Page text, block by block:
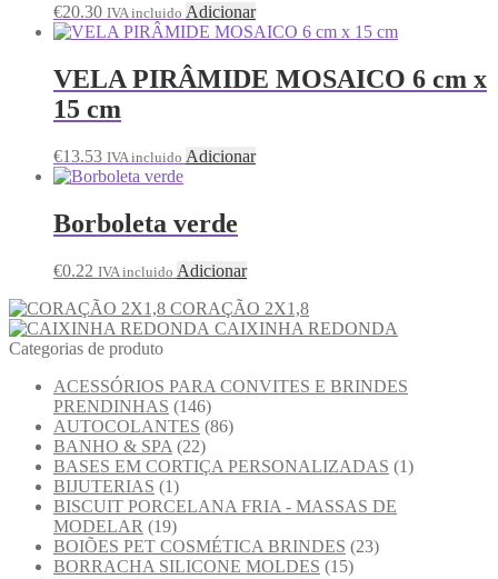
€20.30 IVA incluido Adicionar
VELA PIRÂMIDE MOSAICO 6 cm x
15 cm
€13.53 IVA incluido Adicionar
Borboleta verde
€0.22 IVA incluido Adicionar
CORAÇÃO 2X1,8
CAIXINHA REDONDA
Categorias de produto
ACESSÓRIOS PARA CONVITES E BRINDES
PRENDINHAS (146)
AUTOCOLANTES (86)
BANHO & SPA (22)
BASES EM CORTIÇA PERSONALIZADAS (1)
BIJUTERIAS (1)
BISCUIT PORCELANA FRIA - MASSAS DE
MODELAR (19)
BOIÕES PET COSMÉTICA BRINDES (23)
BORRACHA SILICONE MOLDES (15)